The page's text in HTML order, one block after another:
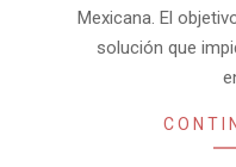
Mexicana. El
solución que